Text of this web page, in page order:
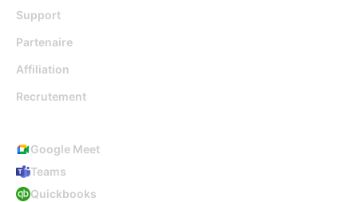
Support
Partenaire
Affiliation
Recrutement
Google Meet
Teams
Quickbooks